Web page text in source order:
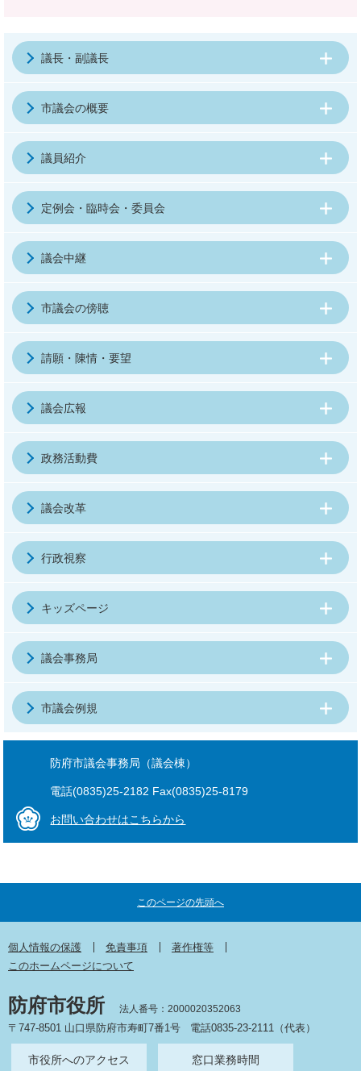
議長・副議長
市議会の概要
議員紹介
定例会・臨時会・委員会
議会中継
市議会の傍聴
請願・陳情・要望
議会広報
政務活動費
議会改革
行政視察
キッズページ
議会事務局
市議会例規
防府市議会事務局（議会棟）
電話(0835)25-2182 Fax(0835)25-8179
お問い合わせはこちらから
このページの先頭へ
個人情報の保護 免責事項
著作権等
このホームページについて
防府市役所 法人番号：2000020352063
〒747-8501 山口県防府市寿町7番1号 電話0835-23-2111（代表）
市役所へのアクセス 窓口業務時間